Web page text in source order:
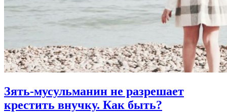
Зять-мусульманин не разрешает
крестить внучку. Как быть?